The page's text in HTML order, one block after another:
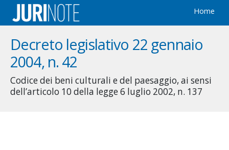
Home
Decreto legislativo 22 gennaio
2004, n. 42
Codice dei beni culturali e del paesaggio, ai sensi
dell’articolo 10 della legge 6 luglio 2002, n. 137